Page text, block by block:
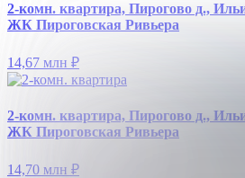
2-комн. квартира, Пирогово д.,
ЖК Пироговская Ривьера
14,67 млн ₽
2-комн. квартира, Пирогово д.,
ЖК Пироговская Ривьера
14,70 млн ₽